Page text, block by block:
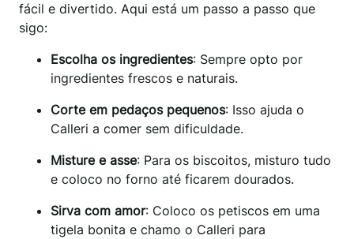
fácil e divertido. Aqui está um passo a passo que
sigo:
Escolha os ingredientes: Sempre opto por
ingredientes frescos e naturais.
Corte em pedaços pequenos: Isso ajuda o
Calleri a comer sem dificuldade.
Misture e asse: Para os biscoitos, misturo tudo
e coloco no forno até ficarem dourados.
Sirva com amor: Coloco os petiscos em uma
tigela bonita e chamo o Calleri para